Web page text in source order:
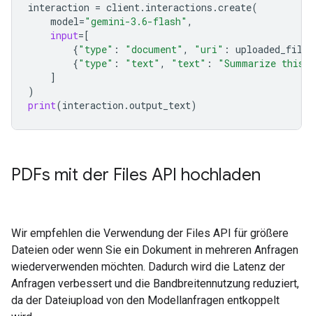
interaction = client. interactions .create(
model="gemini-3.6-flash" ,
input=[
{"type" : "document" , "uri" : uploaded_file
{"type" : "text" , "text" :
"Summarize this
]
)
print(interaction .output_text)
PDFs mit der Files API hochladen
Wir empfehlen die Verwendung der Files API für größere
Dateien oder wenn Sie ein Dokument in mehreren Anfragen
wiederverwenden möchten. Dadurch wird die Latenz der
Anfragen verbessert und die Bandbreitennutzung reduziert,
da der Dateiupload von den Modellanfragen entkoppelt